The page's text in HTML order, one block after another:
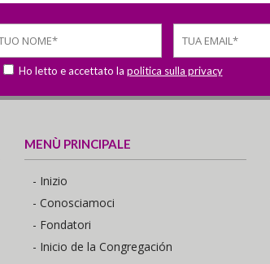
Ho letto e accettato la politica sulla privacy
MENÙ PRINCIPALE
- Inizio
- Conosciamoci
- Fondatori
- Inicio de la Congregación